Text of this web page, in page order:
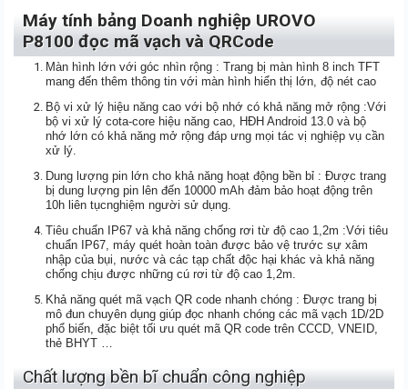
Máy tính bảng Doanh nghiệp UROVO
P8100 đọc mã vạch và QRCode
Màn hình lớn với góc nhìn rộng : Trang bị màn hình 8 inch TFT
mang đến thêm thông tin với màn hình hiển thị lớn, độ nét cao
Bộ vi xử lý hiệu năng cao với bộ nhớ có khả năng mở rộng :Với
bộ vi xử lý cota-core hiệu năng cao, HĐH Android 13.0 và bộ
nhớ lớn có khả năng mở rộng đáp ưng mọi tác vị nghiệp vụ cần
xử lý.
Dung lượng pin lớn cho khả năng hoạt động bền bỉ : Được trang
bị dung lượng pin lên đến 10000 mAh đảm bảo hoạt động trên
10h liên tụcnghiệm người sử dụng.
Tiêu chuẩn IP67 và khả năng chống rơi từ độ cao 1,2m :Với tiêu
chuẩn IP67, máy quét hoàn toàn được bảo vệ trước sự xâm
nhập của bụi, nước và các tạp chất độc hại khác và khả năng
chống chịu được những cú rơi từ độ cao 1,2m.
Khả năng quét mã vạch QR code nhanh chóng : Được trang bị
mô đun chuyên dụng giúp đọc nhanh chóng các mã vạch 1D/2D
phổ biến, đặc biệt tối ưu quét mã QR code trên CCCD, VNEID,
thẻ BHYT …
Chất lượng bền bĩ chuẩn công nghiệp